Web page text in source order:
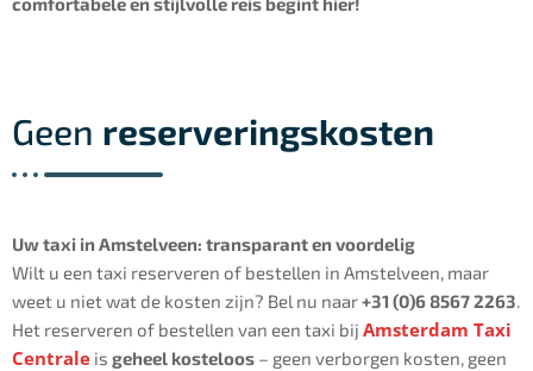
Geen reserveringskosten
Uw taxi in Amstelveen: transparant en voordelig
Wilt u een taxi reserveren of bestellen in Amstelveen, maar
weet u niet wat de kosten zijn? Bel nu naar+31 (0)6 8567 2263.
Het reserveren of bestellen van een taxi bij Amsterdam Taxi
Centrale is geheel kosteloos – geen verborgen kosten, geen